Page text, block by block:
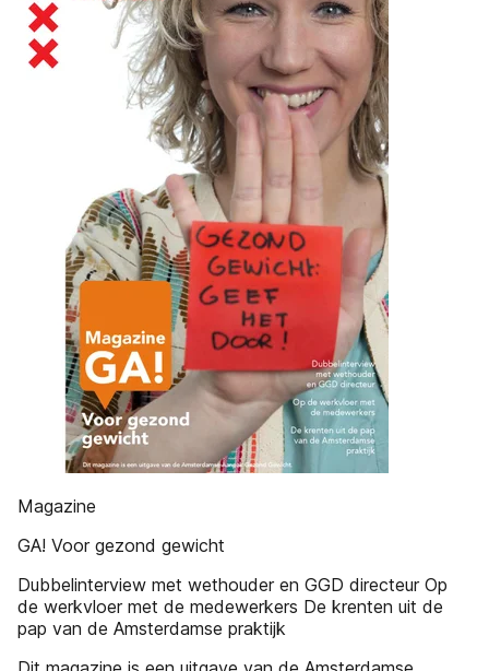
Magazine
GA! Voor gezond gewicht
Dubbelinterview met wethouder en GGD directeur Op
de werkvloer met de medewerkers De krenten uit de
pap van de Amsterdamse praktijk